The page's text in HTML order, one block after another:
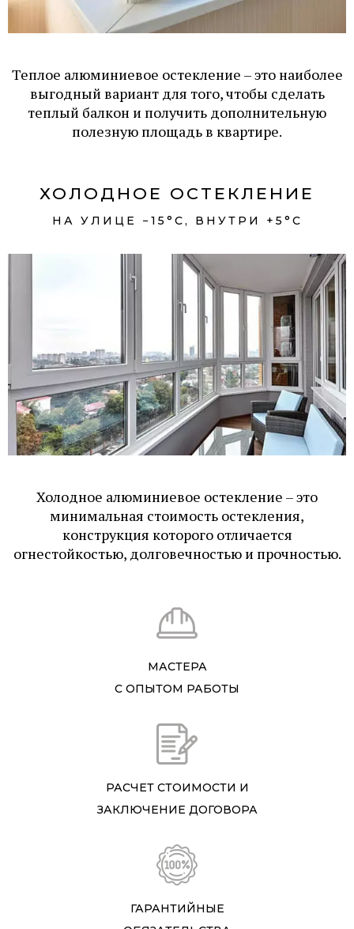
Теплое алюминиевое остекление – это наиболее
выгодный вариант для того, чтобы сделать
теплый балкон и получить дополнительную
полезную площадь в квартире.
ХОЛОДНОЕ ОСТЕКЛЕНИЕ
НА УЛИЦЕ −15°С, ВНУТРИ +5°С
Холодное алюминиевое остекление – это
минимальная стоимость остекления,
конструкция которого отличается
огнестойкостью, долговечностью и прочностью.
МАСТЕРА
С ОПЫТОМ РАБОТЫ
РАСЧЕТ СТОИМОСТИ И
ЗАКЛЮЧЕНИЕ ДОГОВОРА
ГАРАНТИЙНЫЕ